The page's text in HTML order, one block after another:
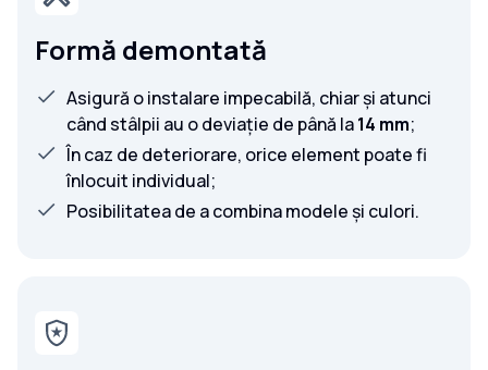
Formă demontată
Asigură o instalare impecabilă, chiar și atunci
când stâlpii au o deviație de până la14 mm;
În caz de deteriorare, orice element poate fi
înlocuit individual;
Posibilitatea de a combina modele și culori.